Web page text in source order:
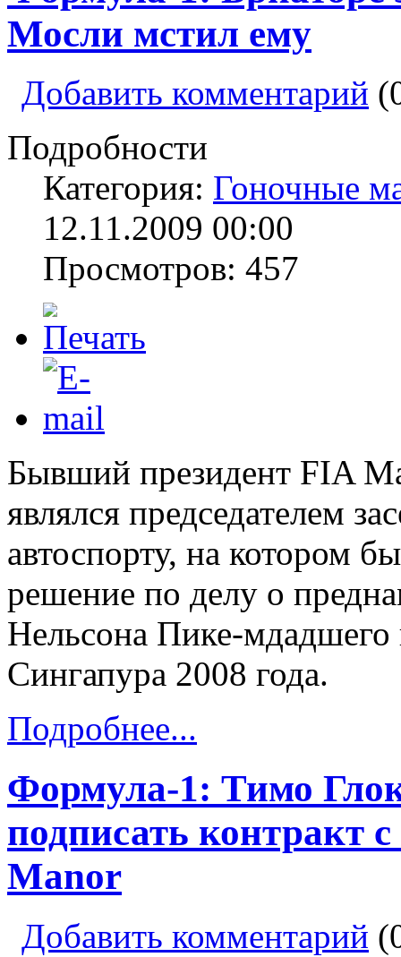
Мосли мстил ему
Добавить комментарий
Подробности
Категория: Гоночные
12.11.2009 00:00
Просмотров: 457
Бывший президент FIA
являлся председателем
автоспорту, на котором
решение по делу о
Нельсона Пике-мдадшего
Сингапура 2008 года.
Подробнее...
Формула-1: Тимо
подписать контракт
Manor
Добавить комментарий